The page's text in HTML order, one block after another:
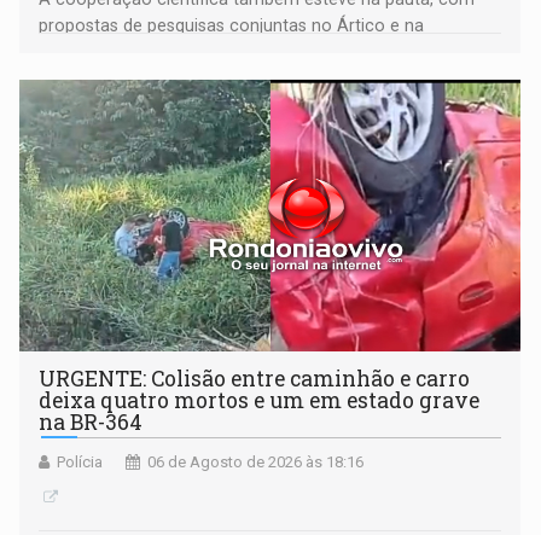
propostas de pesquisas conjuntas no Ártico e na
URGENTE: Colisão entre caminhão e carro
deixa quatro mortos e um em estado grave
na BR-364
Polícia 06 de Agosto de 2026 às 18:16